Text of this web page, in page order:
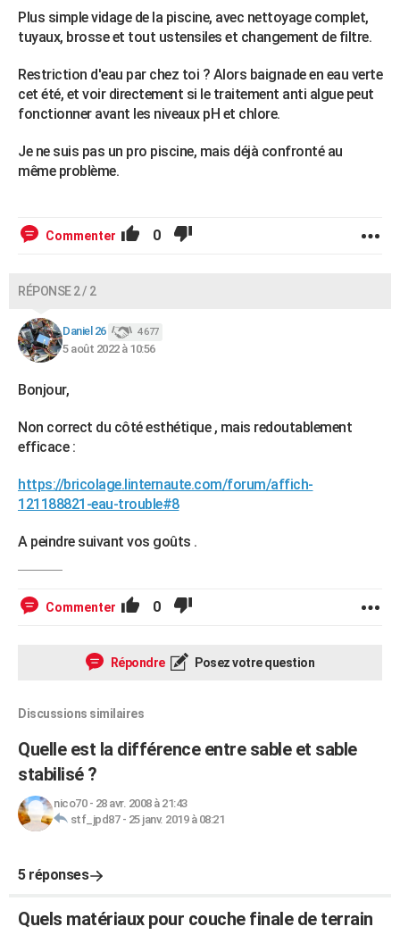
Plus simple vidage de la piscine, avec nettoyage complet,
tuyaux, brosse et tout ustensiles et changement de filtre.
Restriction d'eau par chez toi ? Alors baignade en eau verte
cet été, et voir directement si le traitement anti algue peut
fonctionner avant les niveaux pH et chlore.
Je ne suis pas un pro piscine, mais déjà confronté au
même problème.
Commenter 0
RÉPONSE 2 / 2
Daniel 26 4 677
5 août 2022 à 10:56
Bonjour,
Non correct du côté esthétique , mais redoutablement
efficace :
https://bricolage.linternaute.com/forum/affich-
121188821-eau-trouble#8
A peindre suivant vos goûts .
Commenter 0
Répondre Posez votre question
Discussions similaires
Quelle est la différence entre sable et sable
stabilisé ?
nico70- 28 avr. 2008 à 21:43
stf_jpd87- 25 janv. 2019 à 08:21
5 réponses
Quels matériaux pour couche finale de terrain